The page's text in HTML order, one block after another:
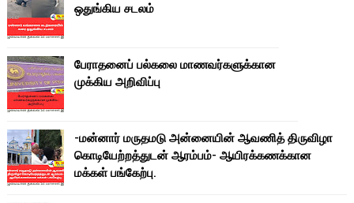
ஒதுங்கிய சடலம்
பேராதனைப் பல்கலை மாணவர்களுக்கான
முக்கிய அறிவிப்பு
-மன்னார் மருதமடு அன்னையின் ஆவணித் திருவிழா
கொடியேற்றத்துடன் ஆரம்பம்- ஆயிரக்கணக்கான
மக்கள் பங்கேற்பு.